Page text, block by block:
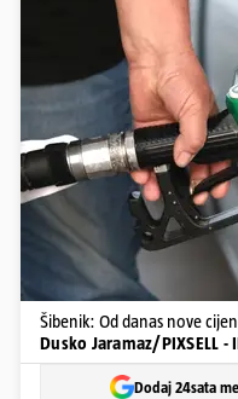
Šibenik: Od danas nove
Dusko Jaramaz/PIXSELL -
Dodaj 24sata